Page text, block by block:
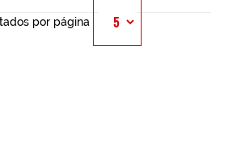
por página